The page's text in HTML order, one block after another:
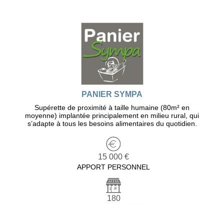
PANIER SYMPA
Supérette de proximité à taille humaine (80m² en
moyenne) implantée principalement en milieu rural, qui
s’adapte à tous les besoins alimentaires du quotidien.
15 000 €
APPORT PERSONNEL
180